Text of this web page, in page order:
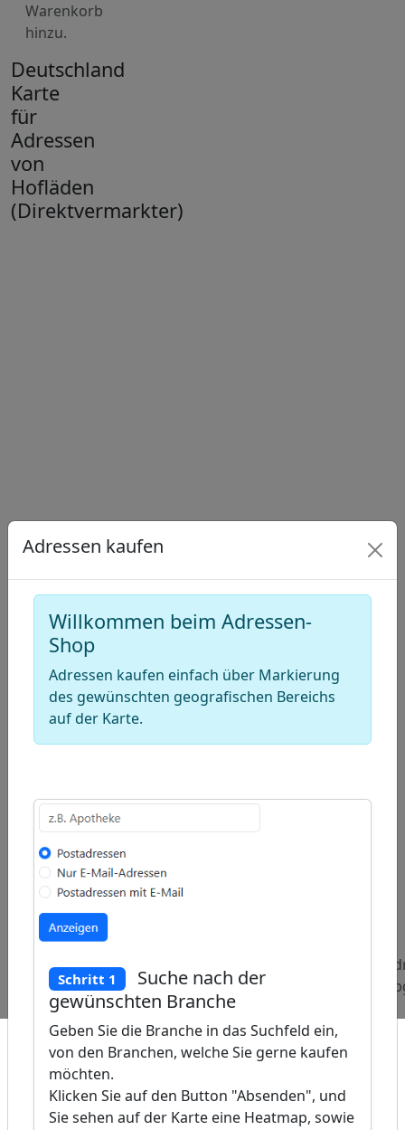
Warenkorb
hinzu.
Deutschland
Karte
für
Adressen
von
Hofläden
(Direktvermarkter)
Beliebte
Abfragen:
Adressen
Industrievertretungen
Adressen kaufen
Willkommen beim Adressen-
Shop
Adressen kaufen einfach über Markierung
des gewünschten geografischen Bereichs
auf der Karte.
Schritt 1
Suche nach der
gewünschten Branche
Geben Sie die Branche in das Suchfeld ein,
von den Branchen, welche Sie gerne kaufen
möchten.
Klicken Sie auf den Button "Absenden", und
Sie sehen auf der Karte eine Heatmap, sowie